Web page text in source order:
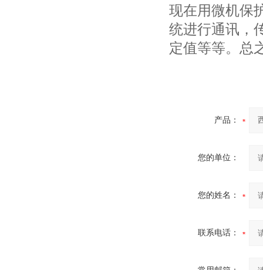
现在用微机保
统进行通讯，
定值等等。总
产品：
您的单位：
您的姓名：
联系电话：